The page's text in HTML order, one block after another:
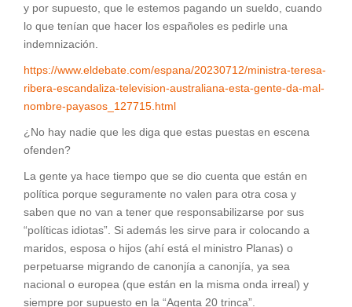
y por supuesto, que le estemos pagando un sueldo, cuando
lo que tenían que hacer los españoles es pedirle una
indemnización.
https://www.eldebate.com/espana/20230712/ministra-teresa-
ribera-escandaliza-television-australiana-esta-gente-da-mal-
nombre-payasos_127715.html
¿No hay nadie que les diga que estas puestas en escena
ofenden?
La gente ya hace tiempo que se dio cuenta que están en
política porque seguramente no valen para otra cosa y
saben que no van a tener que responsabilizarse por sus
“políticas idiotas”. Si además les sirve para ir colocando a
maridos, esposa o hijos (ahí está el ministro Planas) o
perpetuarse migrando de canonjía a canonjía, ya sea
nacional o europea (que están en la misma onda irreal) y
siempre por supuesto en la “Agenta 20 trinca”.